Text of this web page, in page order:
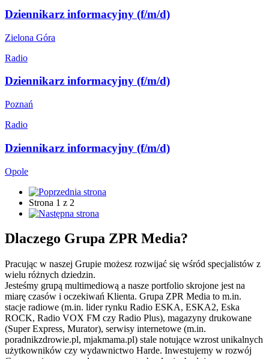
Dziennikarz informacyjny (f/m/d)
Zielona Góra
Radio
Dziennikarz informacyjny (f/m/d)
Poznań
Radio
Dziennikarz informacyjny (f/m/d)
Opole
Strona 1 z 2
Dlaczego Grupa ZPR Media?
Pracując w naszej Grupie możesz rozwijać się wśród specjalistów z
wielu różnych dziedzin.
Jesteśmy grupą multimediową a nasze portfolio skrojone jest na
miarę czasów i oczekiwań Klienta. Grupa ZPR Media to m.in.
stacje radiowe (m.in. lider rynku Radio ESKA, ESKA2, Eska
ROCK, Radio VOX FM czy Radio Plus), magazyny drukowane
(Super Express, Murator), serwisy internetowe (m.in.
poradnikzdrowie.pl, mjakmama.pl) stale notujące wzrost unikalnych
użytkowników czy wydawnictwo Harde. Inwestujemy w rozwój